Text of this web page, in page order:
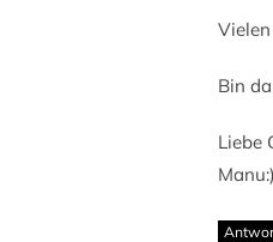
Bin
Liebe
Manu:)